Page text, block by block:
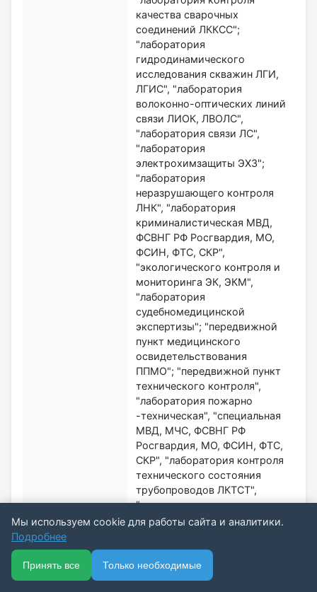
🏠
Главная
📋
Каталог
📅
Подписки
Мы используем cookie для работы сайта и аналитики.
Подробнее
Принять все Только необходимые